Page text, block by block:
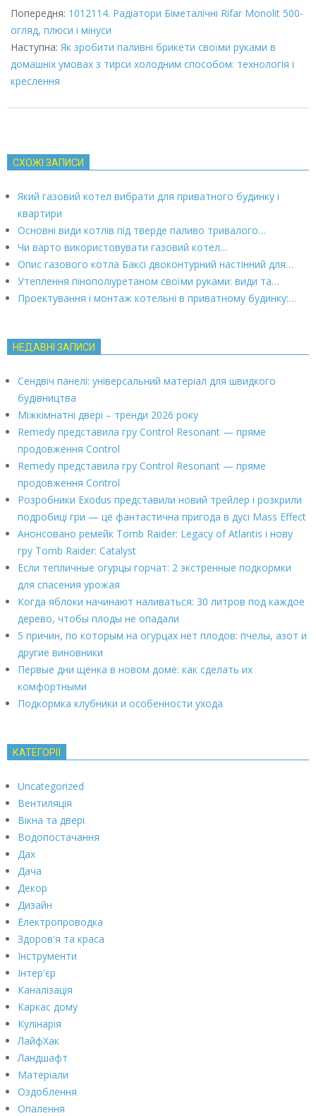
01-
29
Попередня: 1012114. Радіатори Біметалічні Rifar Monolit 500-
огляд, плюси і мінуси
Наступна: Як зробити паливні брикети своїми руками в
домашніх умовах з тирси холодним способом: технологія і
креслення
СХОЖІ ЗАПИСИ
Який газовий котел вибрати для приватного будинку і
квартири
Основні види котлів під тверде паливо тривалого…
Чи варто використовувати газовий котел…
Опис газового котла Баксі двоконтурний настінний для…
Утеплення пінополіуретаном своїми руками: види та…
Проектування і монтаж котельні в приватному будинку:…
НЕДАВНІ ЗАПИСИ
Сендвіч панелі: універсальний матеріал для швидкого
будівництва
Міжкімнатні двері – тренди 2026 року
Remedy представила гру Control Resonant — пряме
продовження Control
Remedy представила гру Control Resonant — пряме
продовження Control
Розробники Exodus представили новий трейлер і розкрили
подробиці гри — це фантастична пригода в дусі Mass Effect
Анонсовано ремейк Tomb Raider: Legacy of Atlantis і нову
гру Tomb Raider: Catalyst
Если тепличные огурцы горчат: 2 экстренные подкормки
для спасения урожая
Когда яблоки начинают наливаться: 30 литров под каждое
дерево, чтобы плоды не опадали
5 причин, по которым на огурцах нет плодов: пчелы, азот и
другие виновники
Первые дни щенка в новом доме: как сделать их
комфортными
Подкормка клубники и особенности ухода
КАТЕГОРІЇ
Uncategorized
Вентиляція
Вікна та двері
Водопостачання
Дах
Дача
Декор
Дизайн
Електропроводка
Здоров'я та краса
Інструменти
Інтер'єр
Каналізація
Каркас дому
Кулінарія
ЛайфХак
Ландшафт
Матеріали
Оздоблення
Опалення